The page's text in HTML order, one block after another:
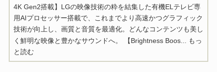
4K Gen2搭載】LGの映像技術の粋を結集した有機ELテレビ専
用AIプロセッサー搭載で、これまでより高速かつグラフィック
技術が向上し、画質と音質を最適化。どんなコンテンツも美し
く鮮明な映像と豊かなサウンドへ。 【Brightness Boos...
もっ
と読む